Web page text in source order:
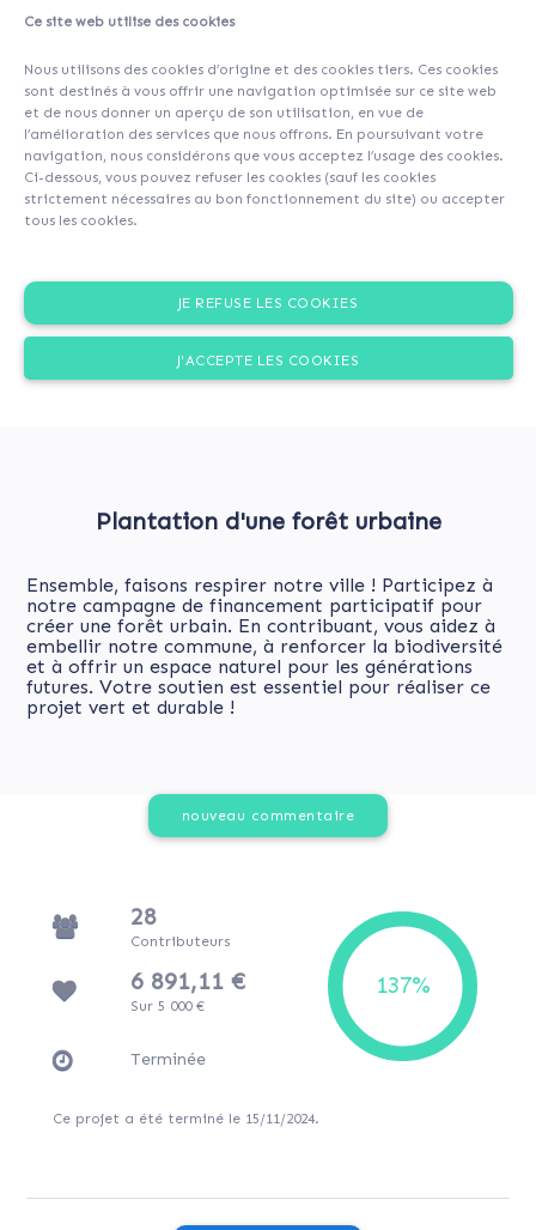
Ce site web utilise des cookies
Nous utilisons des cookies d’origine et des cookies tiers. Ces cookies
sont destinés à vous offrir une navigation optimisée sur ce site web
et de nous donner un aperçu de son utilisation, en vue de
l’amélioration des services que nous offrons. En poursuivant votre
navigation, nous considérons que vous acceptez l’usage des cookies.
Ci-dessous, vous pouvez refuser les cookies (sauf les cookies
strictement nécessaires au bon fonctionnement du site) ou accepter
tous les cookies.
JE REFUSE LES COOKIES
J'ACCEPTE LES COOKIES
Plantation d'une forêt urbaine
Ensemble, faisons respirer notre ville ! Participez à
notre campagne de financement participatif pour
créer une forêt urbain. En contribuant, vous aidez à
embellir notre commune, à renforcer la biodiversité
et à offrir un espace naturel pour les générations
futures. Votre soutien est essentiel pour réaliser ce
projet vert et durable !
nouveau commentaire
28
Contributeurs
6 891,11 €
Sur 5 000 €
Terminée
Ce projet a été terminé le 15/11/2024.